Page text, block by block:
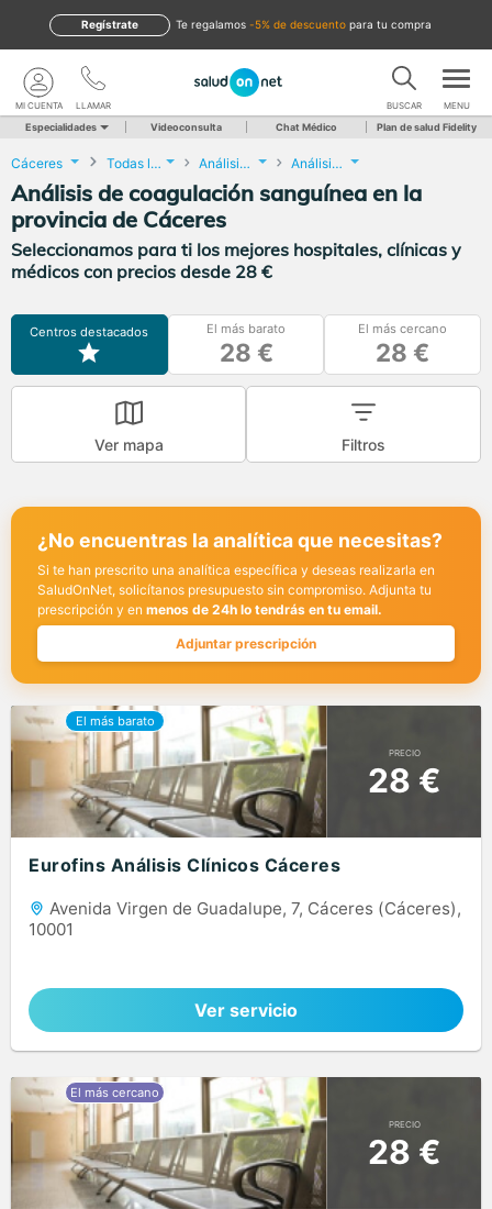
te regalamos -5% de descuento para tu compra
Regístrate
LLAMAR
MI CUENTA BUSCAR MENU
Especialidades Videoconsulta Chat Médico Plan de salud Fidelity
Cáceres Todas las localidades Análisis Clínicos Análisis de coagulación sanguínea
Análisis de coagulación sanguínea en la
provincia de Cáceres
Seleccionamos para ti los mejores hospitales, clínicas y
médicos con precios desde 28 €
Centros destacados El más barato
28 €
El más cercano
28 €
Ver mapa Filtros
¿No encuentras la analítica que necesitas?
Si te han prescrito una analítica específica y deseas realizarla en
SaludOnNet, solicítanos presupuesto sin compromiso. Adjunta tu
prescripción y en menos de 24h lo tendrás en tu email.
Adjuntar prescripción
PRECIO
28 €
Eurofins Análisis Clínicos Cáceres
Avenida Virgen de Guadalupe, 7, Cáceres (Cáceres),
10001
Ver servicio
PRECIO
28 €